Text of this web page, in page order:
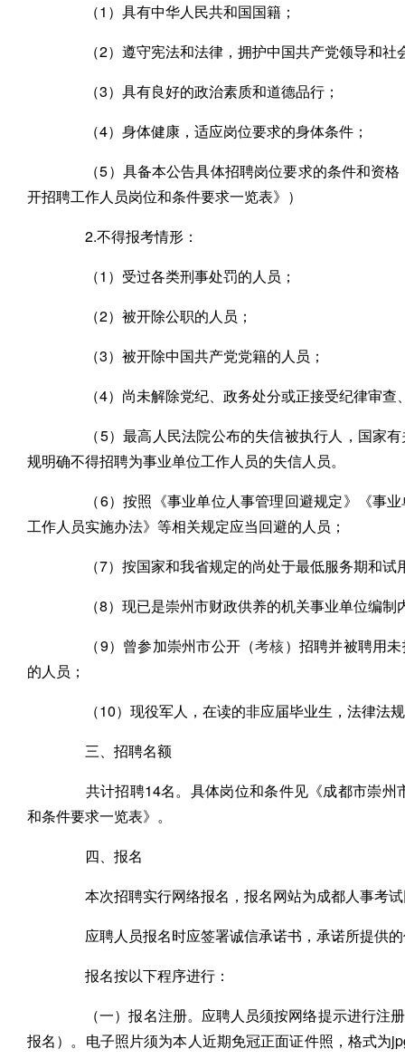
（1）具有中华人民共和国国籍；
（2）遵守宪法和法律，拥护中国共产党领导和社
（3）具有良好的政治素质和道德品行；
（4）身体健康，适应岗位要求的身体条件；
（5）具备本公告具体招聘岗位要求的条件和资格
开招聘工作人员岗位和条件要求一览表》）
2.不得报考情形：
（1）受过各类刑事处罚的人员；
（2）被开除公职的人员；
（3）被开除中国共产党党籍的人员；
（4）尚未解除党纪、政务处分或正接受纪律审查
（5）最高人民法院公布的失信被执行人，国家有
规明确不得招聘为事业单位工作人员的失信人员。
（6）按照《事业单位人事管理回避规定》《事业
工作人员实施办法》等相关规定应当回避的人员；
（7）按国家和我省规定的尚处于最低服务期和试
（8）现已是崇州市财政供养的机关事业单位编制
（9）曾参加崇州市公开（考核）招聘并被聘用
的人员；
（10）现役军人，在读的非应届毕业生，法律法
三、招聘名额
共计招聘14名。具体岗位和条件见《成都市崇州
和条件要求一览表》。
四、报名
本次招聘实行网络报名，报名网站为成都人事考试
应聘人员报名时应签署诚信承诺书，承诺所提供的
报名按以下程序进行：
（一）报名注册。应聘人员须按网络提示进行注
报名）。电子照片须为本人近期免冠正面证件照，格式